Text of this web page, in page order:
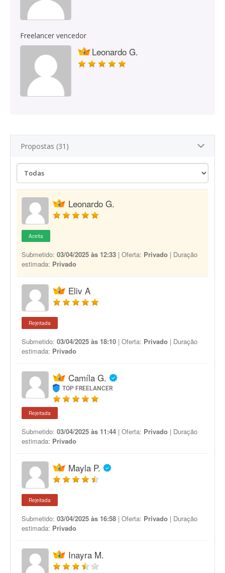
Freelancer vencedor
Leonardo G.
Propostas (31)
Leonardo G.
Aceita
Submetido: 03/04/2025 às 12:33 | Oferta: Privado | Duração
estimada: Privado
Eliv A
Rejeitada
Submetido: 03/04/2025 às 18:10 | Oferta: Privado | Duração
estimada: Privado
Camíla G.
TOP FREELANCER
Rejeitada
Submetido: 03/04/2025 às 11:44 | Oferta: Privado | Duração
estimada: Privado
Mayla P.
Rejeitada
Submetido: 03/04/2025 às 16:58 | Oferta: Privado | Duração
estimada: Privado
Inayra M.